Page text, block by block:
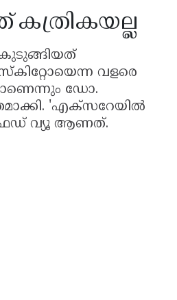
വളരെ
ഡോ.
'എക്‌സറേയിൽ
വ്യൂ ആണത്.